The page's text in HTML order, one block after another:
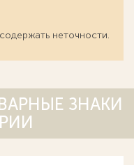
неточности.
ЗНАКИ